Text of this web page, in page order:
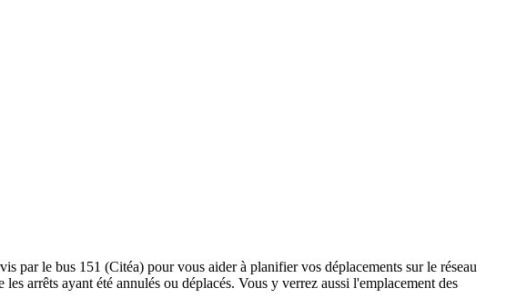
par le bus 151 (Citéa) pour vous aider à planifier vos déplacements sur le réseau
arrêts ayant été annulés ou déplacés. Vous y verrez aussi l'emplacement des